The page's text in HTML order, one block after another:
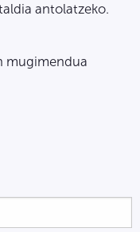
antolatzeko.
mugimendua